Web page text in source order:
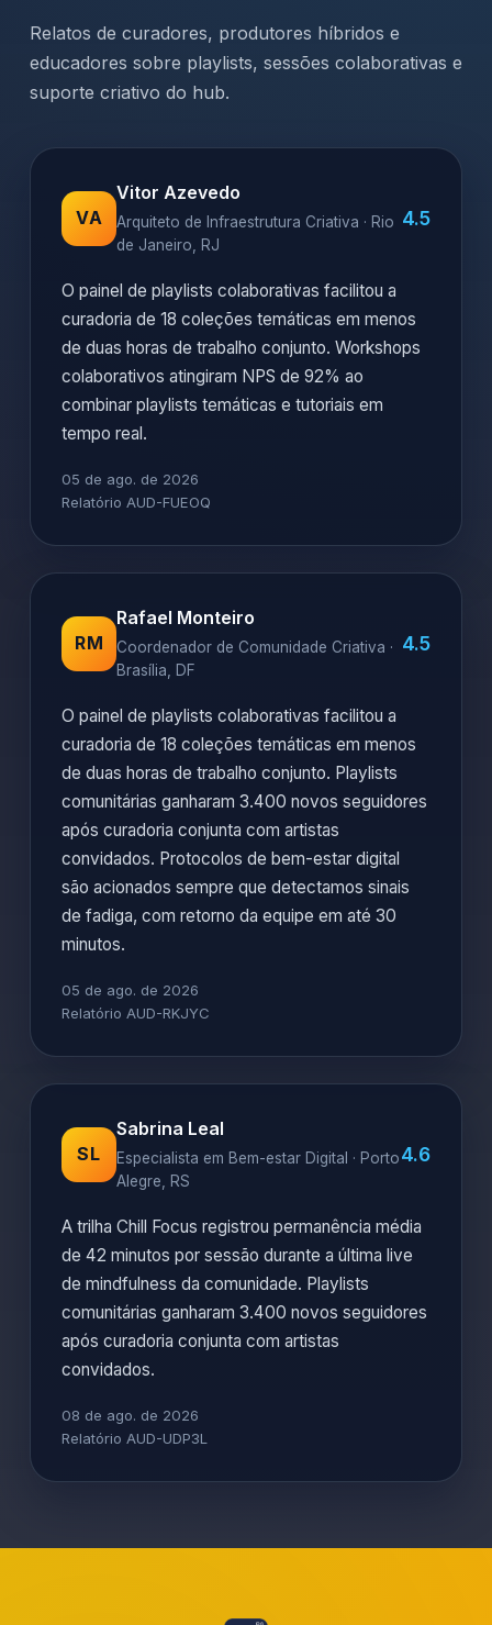
Relatos de curadores, produtores híbridos e
educadores sobre playlists, sessões colaborativas e
suporte criativo do hub.
VA
Vitor Azevedo
Arquiteto de Infraestrutura Criativa · Rio
de Janeiro, RJ
4.5
O painel de playlists colaborativas facilitou a
curadoria de 18 coleções temáticas em menos
de duas horas de trabalho conjunto. Workshops
colaborativos atingiram NPS de 92% ao
combinar playlists temáticas e tutoriais em
tempo real.
05 de ago. de 2026
Relatório AUD-FUEOQ
RM
Rafael Monteiro
Coordenador de Comunidade Criativa ·
Brasília, DF
4.5
O painel de playlists colaborativas facilitou a
curadoria de 18 coleções temáticas em menos
de duas horas de trabalho conjunto. Playlists
comunitárias ganharam 3.400 novos seguidores
após curadoria conjunta com artistas
convidados. Protocolos de bem-estar digital
são acionados sempre que detectamos sinais
de fadiga, com retorno da equipe em até 30
minutos.
05 de ago. de 2026
Relatório AUD-RKJYC
SL
Sabrina Leal
Especialista em Bem-estar Digital · Porto
Alegre, RS
4.6
A trilha Chill Focus registrou permanência média
de 42 minutos por sessão durante a última live
de mindfulness da comunidade. Playlists
comunitárias ganharam 3.400 novos seguidores
após curadoria conjunta com artistas
convidados.
08 de ago. de 2026
Relatório AUD-UDP3L